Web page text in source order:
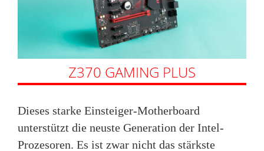
Z370 GAMING PLUS
Dieses starke Einsteiger-Motherboard
unterstützt die neuste Generation der Intel-
Prozesoren. Es ist zwar nicht das stärkste